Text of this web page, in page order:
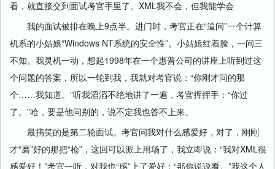
看，就直接交到面试考官手里了。XML我不会，但我能学会
我的面试被排在晚上9点半。进门时，考官正在“逼问”一个计算
机系的小姑娘“Windows NT系统的安全性”。小姑娘红着脸，一问三
不知。我灵机一动，想起1998年在一个惠普公司的讲座上听到过这
个问题的答案，所以一轮到我，我就对考官说：“你刚才问的那
个……我知道。”听我滔滔不绝地讲了一遍，考官挥挥手：“你过
了。”哈，要是他问别的，说不定我也答不上来。
最搞笑的是第二轮面试。考官问我对什么感爱好，对了，刚刚
才“磨”好的那把“枪”，这回可以派上用场了，我立即说：“我对XML很
感爱好！”考官一听，对我也“感”上了爱好：“那你说说看。”我这个人